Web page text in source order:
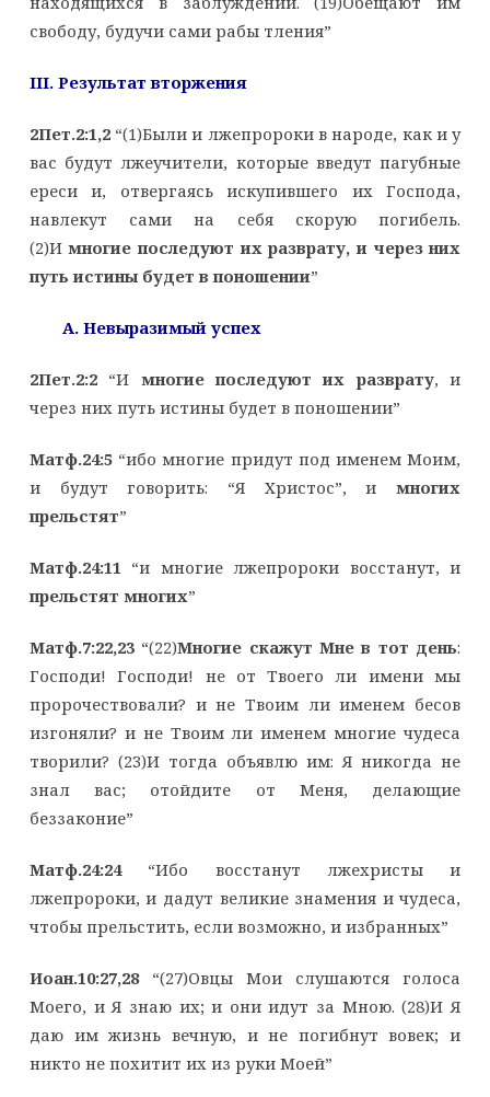
свободу, будучи сами рабы тления”
III. Результат вторжения
2Пет.2:1,2“(1)Были и лжепророки в народе, как и у
вас будут лжеучители, которые введут пагубные
ереси и, отвергаясь искупившего их Господа,
навлекут сами на себя скорую погибель.
(2)Имногие последуют их разврату, и через них
путь истины будет в поношении”
A. Невыразимый успех
2Пет.2:2“И многие последуют их разврату, и
через них путь истины будет в поношении”
Матф.24:5“ибо многие придут под именем Моим,
и будут говорить: “Я Христос”, имногих
прельстят”
Матф.24:11“и многие лжепророки восстанут, и
прельстят многих”
Матф.7:22,23“(22)Многие скажут Мне в тот день:
Господи! Господи! не от Твоего ли имени мы
пророчествовали? и не Твоим ли именем бесов
изгоняли? и не Твоим ли именем многие чудеса
творили? (23)И тогда объявлю им: Я никогда не
знал вас; отойдите от Меня, делающие
беззаконие”
Матф.24:24“Ибо восстанут лжехристы и
лжепророки, и дадут великие знамения и чудеса,
чтобы прельстить, если возможно, и избранных”
Иоан.10:27,28“(27)Овцы Мои слушаются голоса
Моего, и Я знаю их; и они идут за Мною. (28)И Я
даю им жизнь вечную, и не погибнут вовек; и
никто не похитит их из руки Моей”